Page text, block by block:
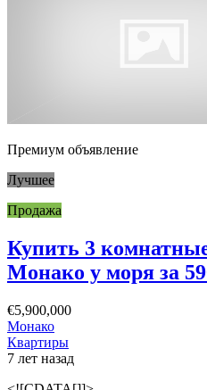
Премиум объявление
Лучшее
Продажа
Купить 3
Монако у моря за
€5,900,000
Монако
Квартиры
7 лет назад